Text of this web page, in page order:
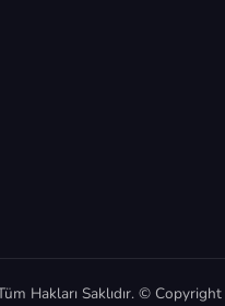
Hakları Saklıdır. ©